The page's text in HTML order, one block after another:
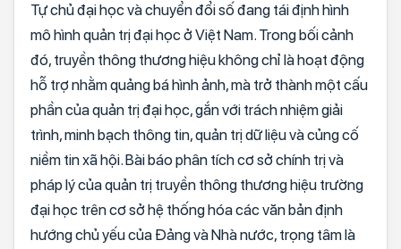
Tự chủ đại học và chuyển đổi số đang tái định hình
mô hình quản trị đại học ở Việt Nam. Trong bối cảnh
đó, truyền thông thương hiệu không chỉ là hoạt động
hỗ trợ nhằm quảng bá hình ảnh, mà trở thành một cấu
phần của quản trị đại học, gắn với trách nhiệm giải
trình, minh bạch thông tin, quản trị dữ liệu và củng cố
niềm tin xã hội. Bài báo phân tích cơ sở chính trị và
pháp lý của quản trị truyền thông thương hiệu trường
đại học trên cơ sở hệ thống hóa các văn bản định
hướng chủ yếu của Đảng và Nhà nước, trọng tâm là